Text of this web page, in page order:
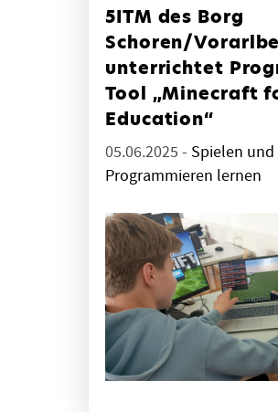
5ITM des Borg
Schoren/
unterrichtet
Tool „Minecraft
Education“
05.06.2025 - Spielen
Programmieren lernen